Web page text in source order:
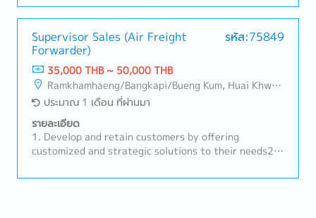
Quotation, Handling Complaints, etc.)- New
Customer Acquisition- Prepare documents, PO, and
etc. in the office- Provide training about the
products in the office - Support Sales Manager (Thai
and Japanese)
Supervisor Sales (Air Freight
Forwarder)
รหัส:75849
35,000 THB ~ 50,000 THB
Ramkhamhaeng/Bangkapi/Bueng Kum, Huai Khwang
ประมาณ 1 เดือน ที่ผ่านมา
รายละเอียด
1. Develop and retain customers by offering
customized and strategic solutions to their needs2.
expand the customer base3. Organize, update, and